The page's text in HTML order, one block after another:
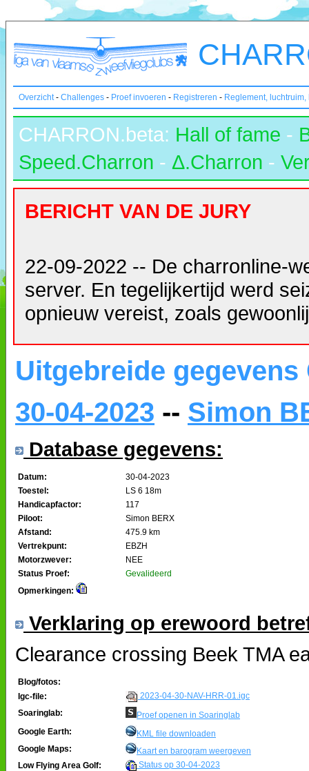
Overzicht- Challenges - Proef invoeren - Registreren - Reglement,
CHARRON.beta: Hall of fame -
Speed.Charron - Δ.Charron -
BERICHT VAN DE JURY
22-09-2022 -- De charronline-
server. En tegelijkertijd werd
opnieuw vereist, zoals
Uitgebreide
30-04-2023 -- Simon
Database gegevens:
Datum:
30-04-2023
Toestel:
LS 6 18m
Handicapfactor:
117
Piloot:
Simon BERX
Afstand:
475.9 km
Vertrekpunt:
EBZH
Motorzwever:
NEE
Status Proef:
Gevalideerd
Opmerkingen:
Verklaring op erewoord
Clearance crossing Beek TMA
Blog/fotos:
Igc-file:
2023-04-30-NAV-HRR-01.igc
Soaringlab:
Proef openen in Soaringlab
Google Earth:
KML file downloaden
Google Maps:
Kaart en barogram weergeven
Low Flying Area Golf:
Status op 30-04-2023